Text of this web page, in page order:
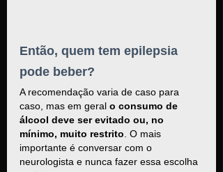
Então, quem tem epilepsia
pode beber?
A recomendação varia de caso para
caso, mas em geral o consumo de
álcool deve ser evitado ou, no
mínimo, muito restrito . O mais
importante é conversar com o
neurologista e nunca fazer essa escolha